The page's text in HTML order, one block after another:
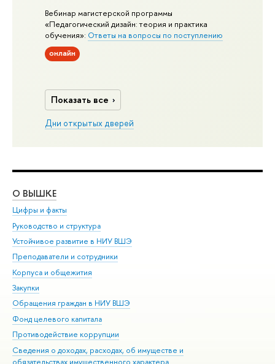
Вебинар магистерской программы
«Педагогический дизайн: теория и практика
обучения»: Ответы на вопросы по поступлению
онлайн
Показать все
Дни открытых дверей
О ВЫШКЕ
Цифры и факты
Руководство и структура
Устойчивое развитие в НИУ ВШЭ
Преподаватели и сотрудники
Корпуса и общежития
Закупки
Обращения граждан в НИУ ВШЭ
Фонд целевого капитала
Противодействие коррупции
Сведения о доходах, расходах, об имуществе и
обязательствах имущественного характера